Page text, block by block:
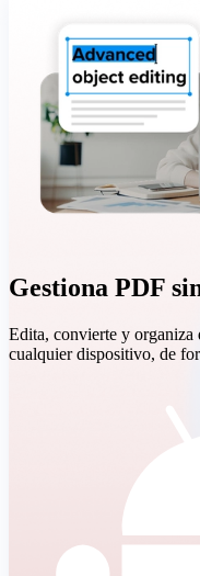
Gestiona PDF
Edita, convierte y organiza
cualquier dispositivo, de